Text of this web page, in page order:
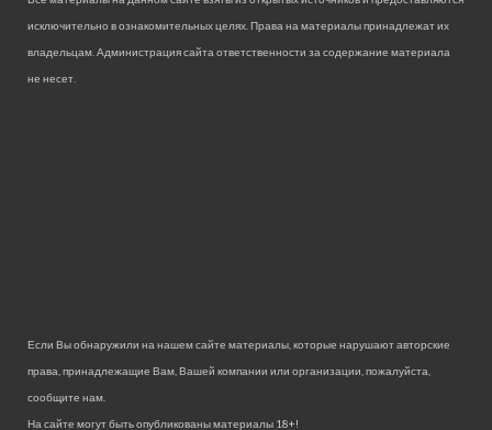
исключительно в ознакомительных целях. Права на материалы принадлежат их
владельцам. Администрация сайта ответственности за содержание материала
не несет.
Если Вы обнаружили на нашем сайте материалы, которые нарушают авторские
права, принадлежащие Вам, Вашей компании или организации, пожалуйста,
сообщите нам.
На сайте могут быть опубликованы материалы 18+!